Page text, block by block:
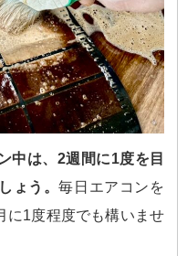
中は、2週間に1度を目
ょう。毎日エアコンを
に1度程度でも構いませ